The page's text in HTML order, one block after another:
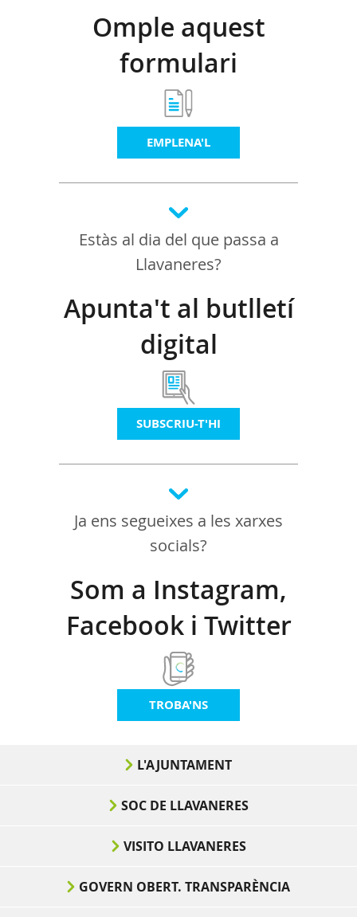
Omple aquest
formulari
EMPLENA'L
Estàs al dia del que passa a
Llavaneres?
Apunta't al butlletí
digital
SUBSCRIU-T'HI
Ja ens segueixes a les xarxes
socials?
Som a Instagram,
Facebook i Twitter
TROBA'NS
L'AJUNTAMENT
SOC DE LLAVANERES
VISITO LLAVANERES
GOVERN OBERT. TRANSPARÈNCIA